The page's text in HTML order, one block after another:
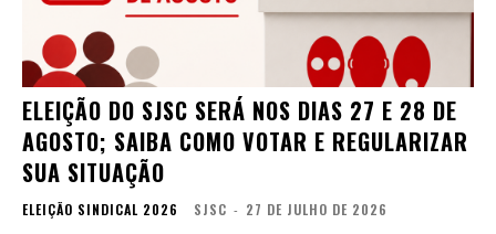
ELEIÇÃO DO SJSC SERÁ NOS DIAS 27 E 28 DE
AGOSTO; SAIBA COMO VOTAR E REGULARIZAR
SUA SITUAÇÃO
ELEIÇÃO SINDICAL 2026 SJSC - 27 DE JULHO DE 2026